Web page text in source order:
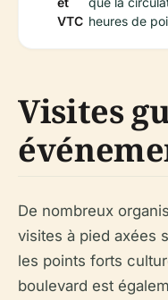
VTC heures de
Visites
De nombreux
visites à pied axées
les points forts
boulevard est